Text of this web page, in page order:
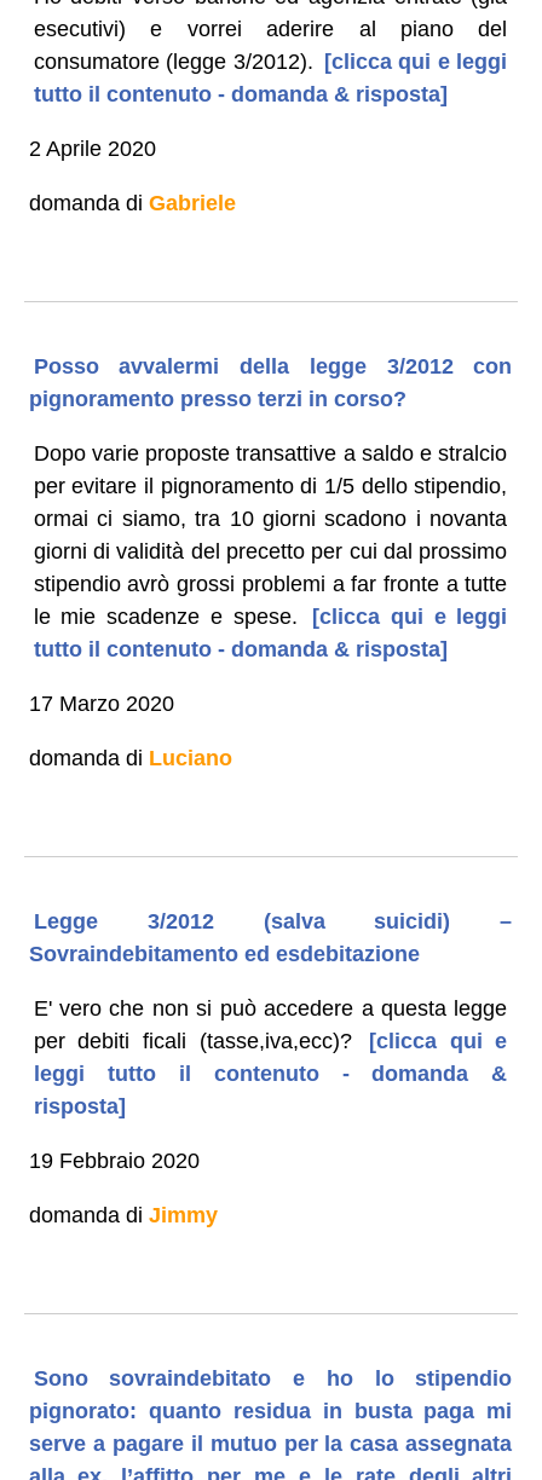
esecutivi) e vorrei aderire al piano del
consumatore (legge 3/2012). [clicca qui e leggi
tutto il contenuto - domanda & risposta]
2 Aprile 2020
domanda di Gabriele
Posso avvalermi della legge 3/2012 con
pignoramento presso terzi in corso?
Dopo varie proposte transattive a saldo e stralcio
per evitare il pignoramento di 1/5 dello stipendio,
ormai ci siamo, tra 10 giorni scadono i novanta
giorni di validità del precetto per cui dal prossimo
stipendio avrò grossi problemi a far fronte a tutte
le mie scadenze e spese.
[clicca qui e leggi
tutto il contenuto - domanda & risposta]
17 Marzo 2020
domanda di Luciano
Legge 3/2012 (salva suicidi) –
Sovraindebitamento ed esdebitazione
E' vero che non si può accedere a questa legge
per debiti ficali (tasse,iva,ecc)?
[clicca qui e
leggi tutto il contenuto - domanda &
risposta]
19 Febbraio 2020
domanda di Jimmy
Sono sovraindebitato e ho lo stipendio
pignorato: quanto residua in busta paga mi
serve a pagare il mutuo per la casa assegnata